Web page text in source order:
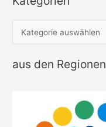
a
aus den Regionen